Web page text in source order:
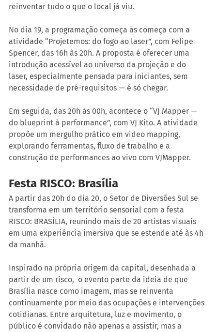
reinventar tudo o que o local já viu.
No dia 19, a programação começa às começa com a
atividade “Projetemos: do fogo ao laser”, com Felipe
Spencer, das 16h às 20h. A proposta é oferecer uma
introdução acessível ao universo da projeção e do
laser, especialmente pensada para iniciantes, sem
necessidade de pré-requisitos — é só chegar.
Em seguida, das 20h às 00h, acontece o “VJ Mapper —
do blueprint à performance”, com VJ Kito. A atividade
propõe um mergulho prático em video mapping,
explorando ferramentas, fluxo de trabalho e a
construção de performances ao vivo com VJMapper.
Festa RISCO: Brasília
A partir das 20h do dia 20, o Setor de Diversões Sul se
transforma em um território sensorial com a festa
RISCO: BRASÍLIA, reunindo mais de 20 artistas visuais
em uma experiência imersiva que se estende até às 4h
da manhã.
Inspirado na própria origem da capital, desenhada a
partir de um risco,  o evento parte da ideia de que
Brasília nasce como imagem, mas se reinventa
continuamente por meio das ocupações e intervenções
cotidianas. Entre arquitetura, luz e movimento, o
público é convidado não apenas a assistir, mas a